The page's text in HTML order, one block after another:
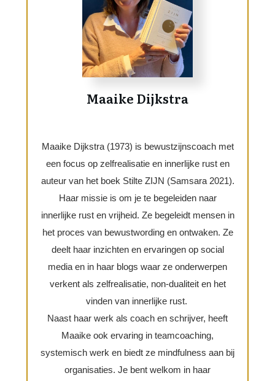
Maaike Dijkstra
Maaike Dijkstra (1973) is bewustzijnscoach met
een focus op zelfrealisatie en innerlijke rust en
auteur van het boek Stilte ZIJN (Samsara 2021).
Haar missie is om je te begeleiden naar
innerlijke rust en vrijheid. Ze begeleidt mensen in
het proces van bewustwording en ontwaken. Ze
deelt haar inzichten en ervaringen op social
media en in haar blogs waar ze onderwerpen
verkent als zelfrealisatie, non-dualiteit en het
vinden van innerlijke rust.
Naast haar werk als coach en schrijver, heeft
Maaike ook ervaring in teamcoaching,
systemisch werk en biedt ze mindfulness aan bij
organisaties. Je bent welkom in haar